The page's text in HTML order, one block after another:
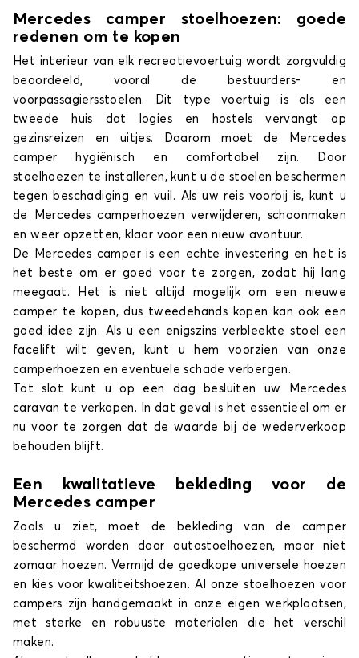
Mercedes camper stoelhoezen: goede
redenen om te kopen
Het interieur van elk recreatievoertuig wordt zorgvuldig
beoordeeld, vooral de bestuurders- en
voorpassagiersstoelen. Dit type voertuig is als een
tweede huis dat logies en hostels vervangt op
gezinsreizen en uitjes. Daarom moet de Mercedes
camper hygiënisch en comfortabel zijn. Door
stoelhoezen te installeren, kunt u de stoelen beschermen
tegen beschadiging en vuil. Als uw reis voorbij is, kunt u
de Mercedes camperhoezen verwijderen, schoonmaken
en weer opzetten, klaar voor een nieuw avontuur.
De Mercedes camper is een echte investering en het is
het beste om er goed voor te zorgen, zodat hij lang
meegaat. Het is niet altijd mogelijk om een nieuwe
camper te kopen, dus tweedehands kopen kan ook een
goed idee zijn. Als u een enigszins verbleekte stoel een
facelift wilt geven, kunt u hem voorzien van onze
camperhoezen en eventuele schade verbergen.
Tot slot kunt u op een dag besluiten uw Mercedes
caravan te verkopen. In dat geval is het essentieel om er
nu voor te zorgen dat de waarde bij de wederverkoop
behouden blijft.
Een kwalitatieve bekleding voor de
Mercedes camper
Zoals u ziet, moet de bekleding van de camper
beschermd worden door autostoelhoezen, maar niet
zomaar hoezen. Vermijd de goedkope universele hoezen
en kies voor kwaliteitshoezen. Al onze stoelhoezen voor
campers zijn handgemaakt in onze eigen werkplaatsen,
met sterke en robuuste materialen die het verschil
maken.